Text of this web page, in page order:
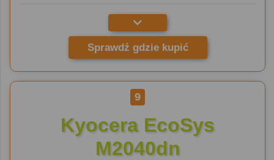
Sprawdź gdzie kupić
9
Kyocera EcoSys
M2040dn